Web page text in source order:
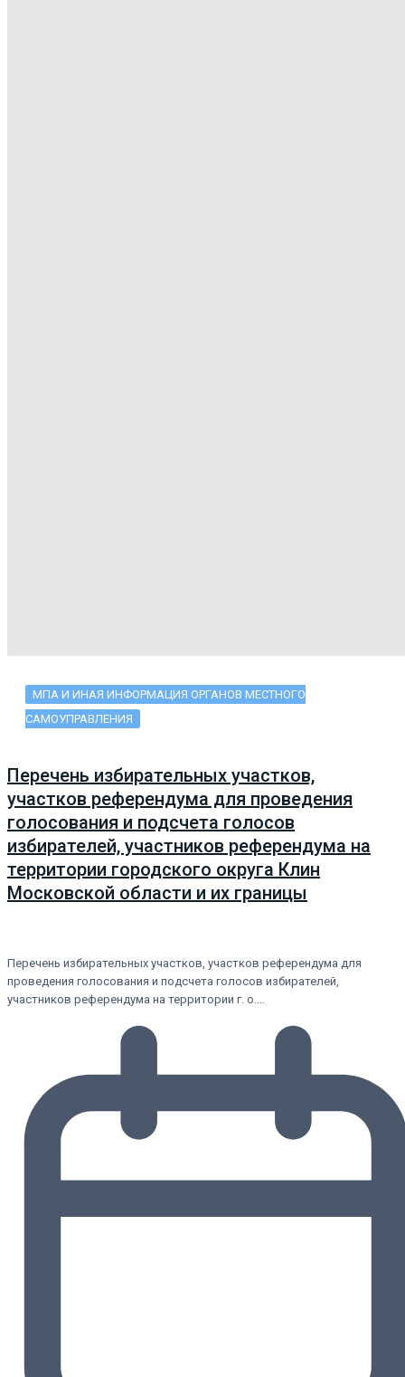
МПА И ИНАЯ ИНФОРМАЦИЯ ОРГАНОВ МЕСТНОГО
САМОУПРАВЛЕНИЯ
Перечень избирательных участков,
участков референдума для проведения
голосования и подсчета голосов
избирателей, участников референдума на
территории городского округа Клин
Московской области и их границы
Перечень избирательных участков, участков референдума для
проведения голосования и подсчета голосов избирателей,
участников референдума на территории г. о.…